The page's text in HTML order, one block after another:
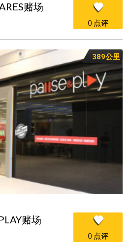
赌场
0 点评
赌场
0 点评
389公里